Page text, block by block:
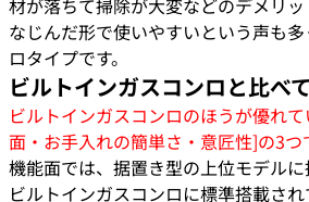
材が落ちて掃除が大変などのデメリ
なじんだ形で使いやすいという声も
ロタイプです。
ビルトインガスコンロと比べて
ビルトインガスコンロのほうが優れ
面・お手入れの簡単さ・意匠性]の3つ
機能面では、据置き型の上位モデル
ビルトインガスコンロに標準搭載さ